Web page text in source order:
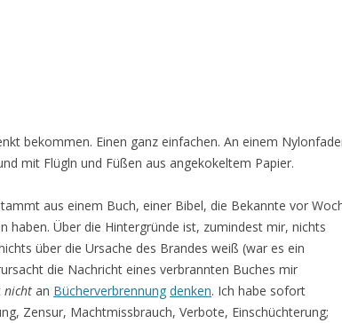
bekommen. Einen ganz einfachen. An einem
mit Flügln und Füßen aus angekokeltem Papier.
aus einem Buch, einer Bibel, die Bekannte vor
haben. Über die Hintergründe ist, zumindest mir, nichts
über die Ursache des Brandes weiß (war es ein
die Nachricht eines verbrannten Buches mir
nicht an Bücherverbrennung denken. Ich habe sofort
Zensur, Machtmissbrauch, Verbote, Einschüchterung;